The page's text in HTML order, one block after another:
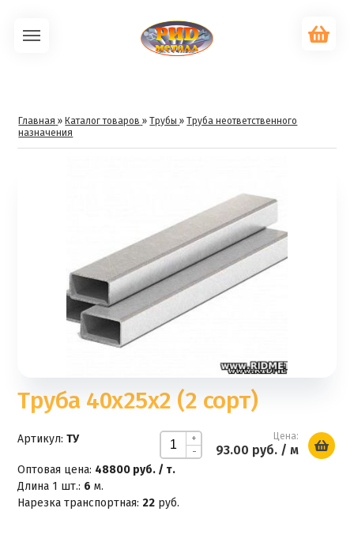
Главная » Каталог товаров »Трубы »Труба неответственного
назначения
Труба 40х25х2 (2 сорт)
+
-
Цена:
93.00 руб./ м
Артикул: ТУ
Оптовая цена: 48800 руб. / т.
Длина 1 шт.: 6 м.
Нарезка транспортная: 22 руб.